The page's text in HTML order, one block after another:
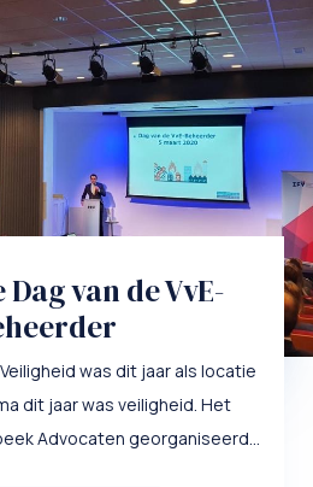
van de VvE-
was dit jaar als locatie
dit jaar was veiligheid. Het
Advocaten georganiseerde